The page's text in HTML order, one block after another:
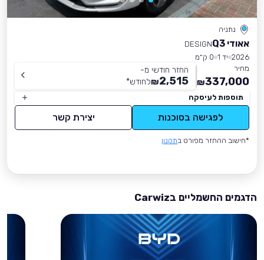
נתניה
אאודי Q3
DESIGN
2026 יד 1
0 ק״מ
מחיר
337,000
₪
החזר חודשי מ-
2,515
₪לחודש*
תוספות לעיסקה
לפגישה בסוכנות יצירת קשר
*חישוב ההחזר מפורט בתקנון
הדגמים החשמליים בCarwiz